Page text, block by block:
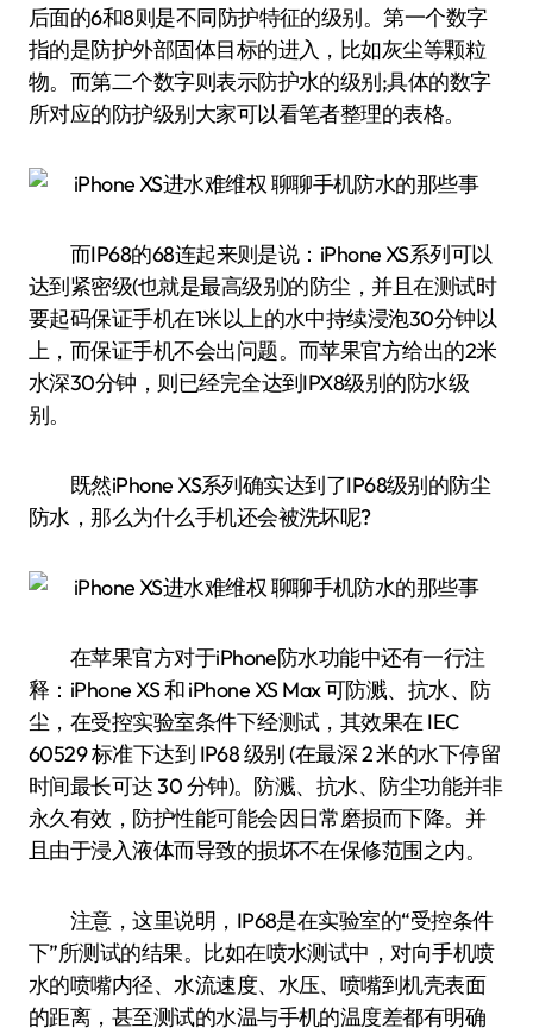
后面的6和8则是不同防护特征的级别。第一个数字
指的是防护外部固体目标的进入，比如灰尘等颗粒
物。而第二个数字则表示防护水的级别;具体的数字
所对应的防护级别大家可以看笔者整理的表格。
而IP68的68连起来则是说：iPhone XS系列可以
达到紧密级(也就是最高级别)的防尘，并且在测试时
要起码保证手机在1米以上的水中持续浸泡30分钟以
上，而保证手机不会出问题。而苹果官方给出的2米
水深30分钟，则已经完全达到IPX8级别的防水级
别。
既然iPhone XS系列确实达到了IP68级别的防尘
防水，那么为什么手机还会被洗坏呢?
在苹果官方对于iPhone防水功能中还有一行注
释：iPhone XS 和 iPhone XS Max 可防溅、抗水、防
尘，在受控实验室条件下经测试，其效果在 IEC
60529 标准下达到 IP68 级别 (在最深 2 米的水下停留
时间最长可达 30 分钟)。防溅、抗水、防尘功能并非
永久有效，防护性能可能会因日常磨损而下降。并
且由于浸入液体而导致的损坏不在保修范围之内。
注意，这里说明，IP68是在实验室的“受控条件
下”所测试的结果。比如在喷水测试中，对向手机喷
水的喷嘴内径、水流速度、水压、喷嘴到机壳表面
的距离，甚至测试的水温与手机的温度差都有明确